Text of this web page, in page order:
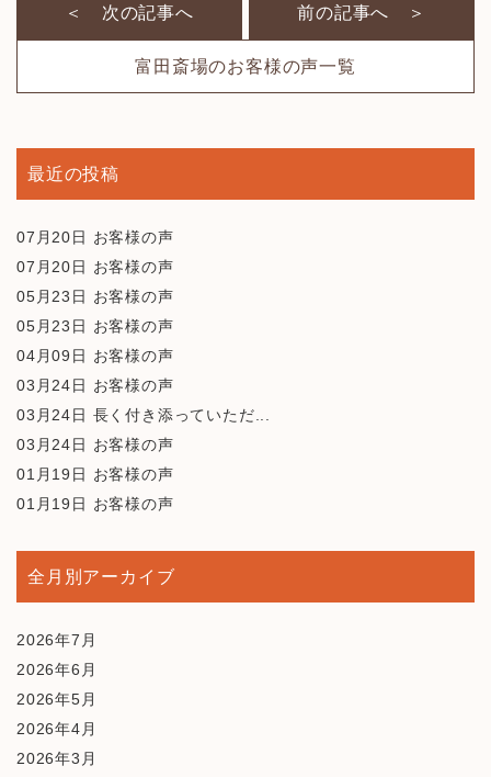
＜ 次の記事へ
富田斎場のお客様の声一覧
前の記事へ ＞
最近の投稿
07月20日 お客様の声
07月20日 お客様の声
05月23日 お客様の声
05月23日 お客様の声
04月09日 お客様の声
03月24日 お客様の声
03月24日 長く付き添っていただ...
03月24日 お客様の声
01月19日 お客様の声
01月19日 お客様の声
全月別アーカイブ
2026年7月
2026年6月
2026年5月
2026年4月
2026年3月